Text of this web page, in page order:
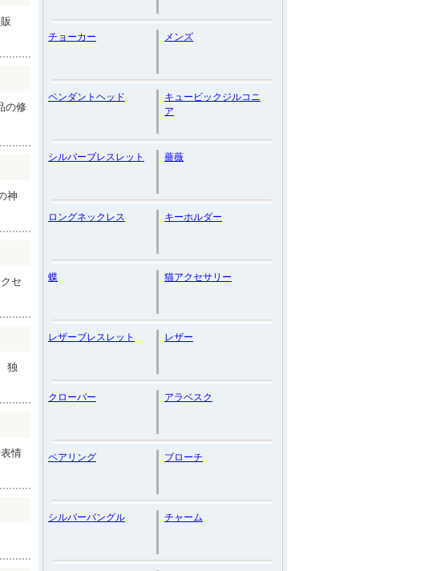
の修
神
セ
独
情
チョーカー メンズ
ペンダントヘッド
キュービックジルコニ
ア
シルバーブレスレット 薔薇
ロングネックレス キーホルダー
蝶 猫アクセサリー
レザーブレスレット レザー
クローバー アラベスク
ペアリング ブローチ
シルバーバングル チャーム